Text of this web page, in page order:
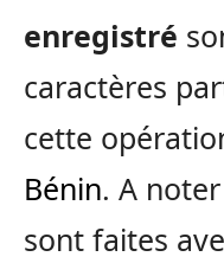
enregistré
caractères
cette
Bénin. A
sont faites